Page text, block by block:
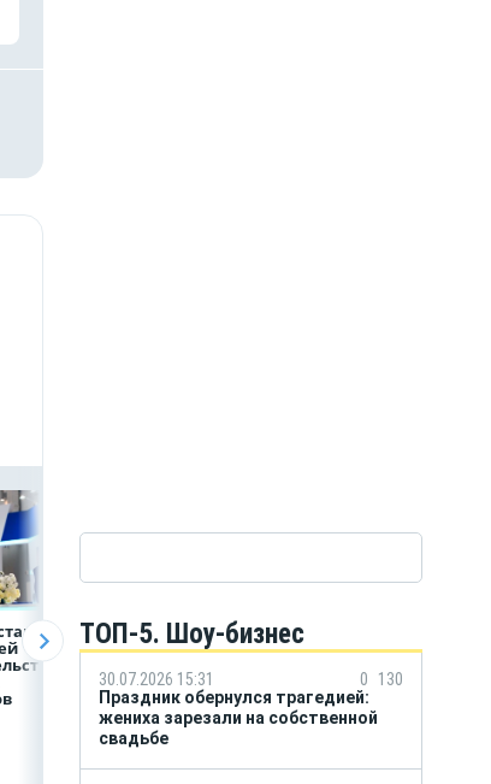
4,9 Популяция
дальневосточного
шесть раз
ТОП-5. Шоу-бизнес
30.07.2026 15:31 0
130
Праздник обернулся трагедией:
жениха зарезали на собственной
свадьбе